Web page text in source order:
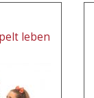
leben